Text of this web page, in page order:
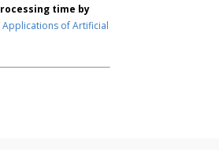
time by
Applications of Artificial